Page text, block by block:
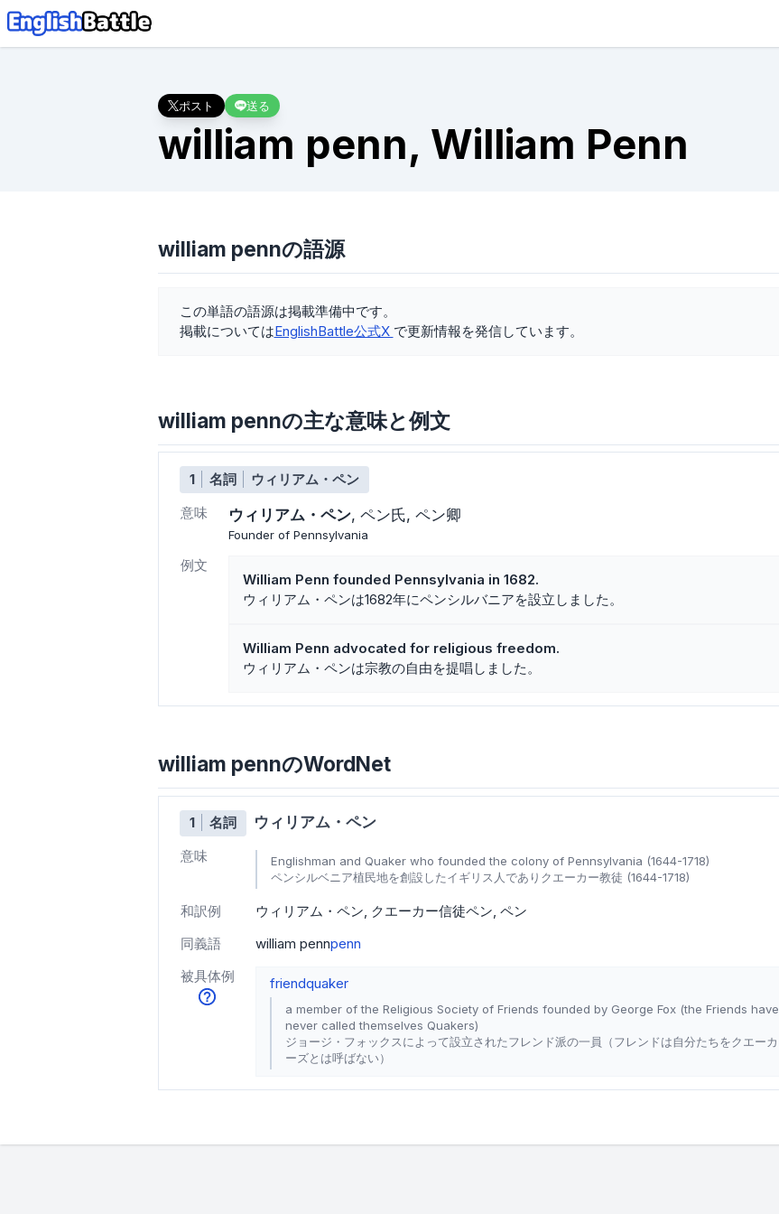
ポスト 送る
william penn, William Penn
william pennの語源
この単語の語源は掲載準備中です。
掲載についてはEnglishBattle公式X で更新情報を発信しています。
william pennの主な意味と例文
1 名詞
ウィリアム・ペン
意味
ウィリアム・ペン ペン氏 ペン卿
Founder of Pennsylvania
例文
William Penn founded Pennsylvania in 1682.
ウィリアム・ペンは1682年にペンシルバニアを設立しました。
William Penn advocated for religious freedom.
ウィリアム・ペンは宗教の自由を提唱しました。
william pennのWordNet
1 名詞 ウィリアム・ペン
意味
Englishman and Quaker who founded the colony of Pennsylvania (1644-1718)
ペンシルベニア植民地を創設したイギリス人でありクエーカー教徒 (1644-1718)
和訳例 ウィリアム・ペン クエーカー信徒ペン ペン
同義語
william pennpenn
被具体例
friendquaker
a member of the Religious Society of Friends founded by George Fox (the Friends have
never called themselves Quakers)
ジョージ・フォックスによって設立されたフレンド派の一員（フレンドは自分たちをクエーカ
ーズとは呼ばない）